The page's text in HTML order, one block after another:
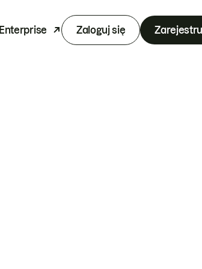
Enterprise Zaloguj się